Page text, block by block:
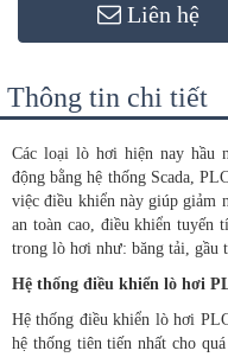
Liên hệ
Thông tin chi tiết
Các loại lò hơi hiện nay hầu
động bằng hệ thống Scada,
việc điều khiển này giúp giảm
an toàn cao, điều khiển tuyến
trong lò hơi như: băng tải, gầu
Hệ thống điều khiển lò hơi
Hệ thống điều khiển lò hơi
hệ thống tiên tiến nhất cho